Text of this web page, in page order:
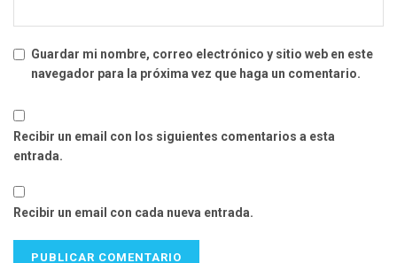
Guardar mi nombre, correo electrónico y sitio web en este
navegador para la próxima vez que haga un comentario.
Recibir un email con los siguientes comentarios a esta
entrada.
Recibir un email con cada nueva entrada.